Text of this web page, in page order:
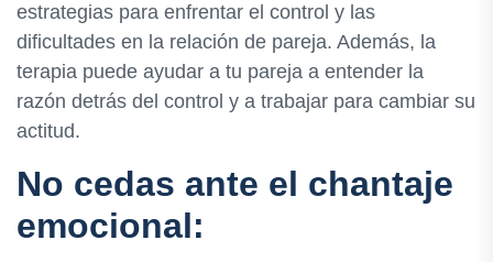
estrategias para enfrentar el control y las
dificultades en la relación de pareja. Además, la
terapia puede ayudar a tu pareja a entender la
razón detrás del control y a trabajar para cambiar su
actitud.
No cedas ante el chantaje
emocional: